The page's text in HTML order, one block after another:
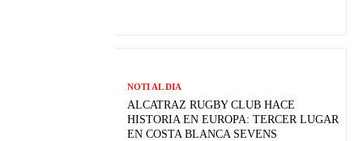
NOTI AL DIA
ALCATRAZ RUGBY CLUB HACE
HISTORIA EN EUROPA: TERCER LUGAR
EN COSTA BLANCA SEVENS